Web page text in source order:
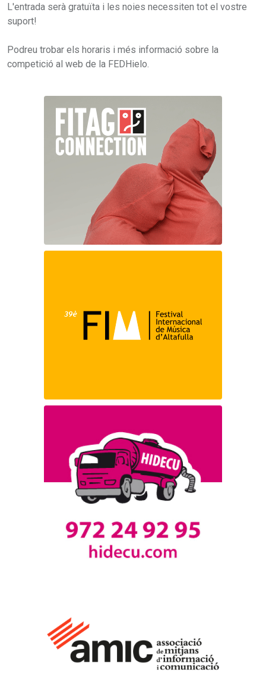
L'entrada serà gratuïta i les noies necessiten tot el vostre
suport!
Podreu trobar els horaris i més informació sobre la
competició al web de la FEDHielo.